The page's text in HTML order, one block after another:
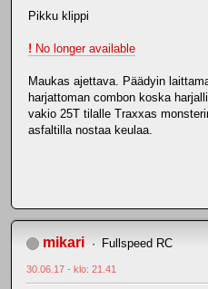
Pikku klippi
! No longer available
Maukas ajettava. Päädyin
harjattoman combon koska
vakio 25T tilalle Traxxas
asfaltilla nostaa keulaa.
mikari Fullspeed RC
30.06.17 - klo: 21.41